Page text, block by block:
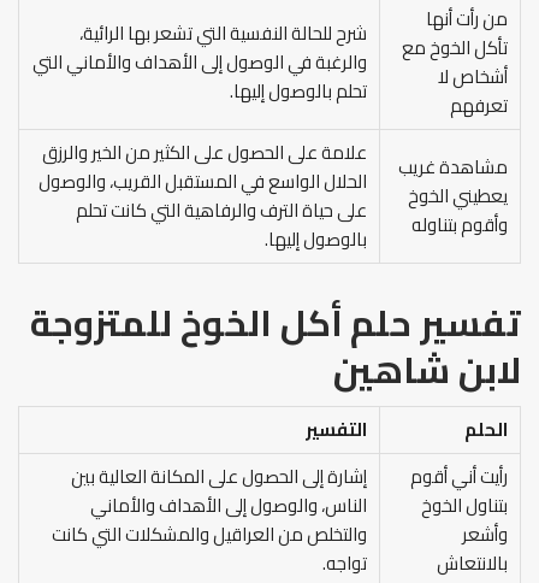
من رأت أنها
تأكل الخوخ مع
أشخاص لا
تعرفهم
شرح للحالة النفسية التي تشعر بها الرائية،
والرغبة في الوصول إلى الأهداف والأماني التي
تحلم بالوصول إليها.
مشاهدة غريب
يعطيني الخوخ
وأقوم بتناوله
علامة على الحصول على الكثير من الخير والرزق
الحلال الواسع في المستقبل القريب، والوصول
على حياة الترف والرفاهية التي كانت تحلم
بالوصول إليها.
تفسير حلم أكل الخوخ للمتزوجة
لابن شاهين
الحلم
التفسير
رأيت أني أقوم
بتناول الخوخ
وأشعر
بالانتعاش
إشارة إلى الحصول على المكانة العالية بين
الناس، والوصول إلى الأهداف والأماني
والتخلص من العراقيل والمشكلات التي كانت
تواجه.